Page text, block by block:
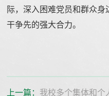
际，深入困难党员和群众
干争先的强大合力。
上一篇： 我校多个集体和个